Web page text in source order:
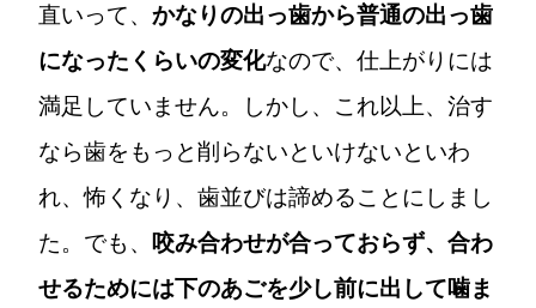
直いって、 かなりの出っ歯から普通の出っ歯
になったくらいの変化なので、仕上がりには
満足していません。しかし、これ以上、治す
なら歯をもっと削らないといけないといわ
れ、怖くなり、歯並びは諦めることにしまし
た。でも、 咬み合わせが合っておらず、合わ
せるためには下のあごを少し前に出して噛ま